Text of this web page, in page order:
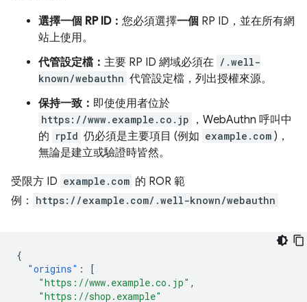
選擇一個 RP ID： 您必須選擇一個 RP ID，並在所有網
站上使用。
代管設定檔： 主要 RP ID 網域必須在 /.well-
known/webauthn 代管設定檔，列出授權來源。
保持一致： 即使使用者位於
https://www.example.co.jp
，WebAuthn 呼叫中
的 rpId 仍必須是主要項目 (例如 example.com )，
無論是建立或驗證時皆然。
受限方 ID example.com 的 ROR 範
例：
https://example.com/.well-known/webauthn
{
"origins" :
[
"https://www.example.co.jp" ,
"https://shop.example"